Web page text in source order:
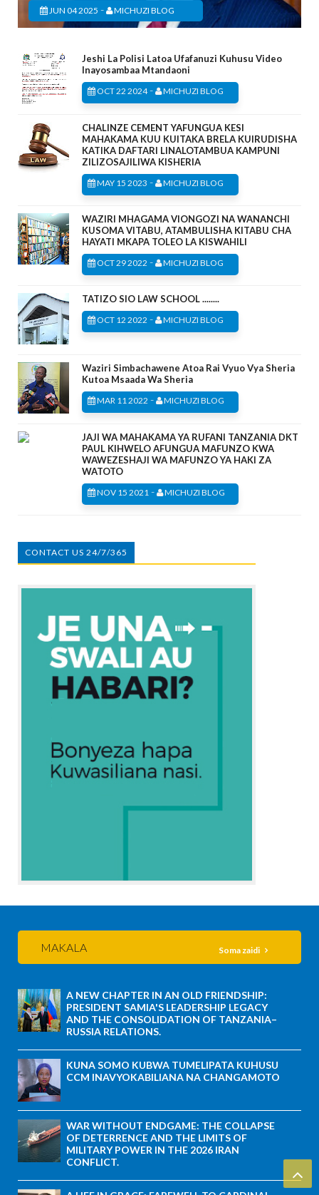
JUN 04 2025 - MICHUZI BLOG
Jeshi La Polisi Latoa Ufafanuzi Kuhusu Video
Inayosambaa Mtandaoni
OCT 22 2024- MICHUZI BLOG
CHALINZE CEMENT YAFUNGUA KESI
MAHAKAMA KUU KUITAKA BRELA KUIRUDISHA
KATIKA DAFTARI LINALOTAMBUA KAMPUNI
ZILIZOSAJILIWA KISHERIA
MAY 15 2023 - MICHUZI BLOG
WAZIRI MHAGAMA VIONGOZI NA WANANCHI
KUSOMA VITABU, ATAMBULISHA KITABU CHA
HAYATI MKAPA TOLEO LA KISWAHILI
OCT 29 2022 - MICHUZI BLOG
TATIZO SIO LAW SCHOOL ........
OCT 12 2022 - MICHUZI BLOG
Waziri Simbachawene Atoa Rai Vyuo Vya Sheria
Kutoa Msaada Wa Sheria
MAR 11 2022 - MICHUZI BLOG
JAJI WA MAHAKAMA YA RUFANI TANZANIA DKT
PAUL KIHWELO AFUNGUA MAFUNZO KWA
WAWEZESHAJI WA MAFUNZO YA HAKI ZA
WATOTO
NOV 15 2021 - MICHUZI BLOG
CONTACT US 24/7/365
MAKALA Soma zaidi
A NEW CHAPTER IN AN OLD FRIENDSHIP:
PRESIDENT SAMIA'S LEADERSHIP LEGACY
AND THE CONSOLIDATION OF TANZANIA–
RUSSIA RELATIONS.
KUNA SOMO KUBWA TUMELIPATA KUHUSU
CCM INAVYOKABILIANA NA CHANGAMOTO
WAR WITHOUT ENDGAME: THE COLLAPSE
OF DETERRENCE AND THE LIMITS OF
MILITARY POWER IN THE 2026 IRAN
CONFLICT.